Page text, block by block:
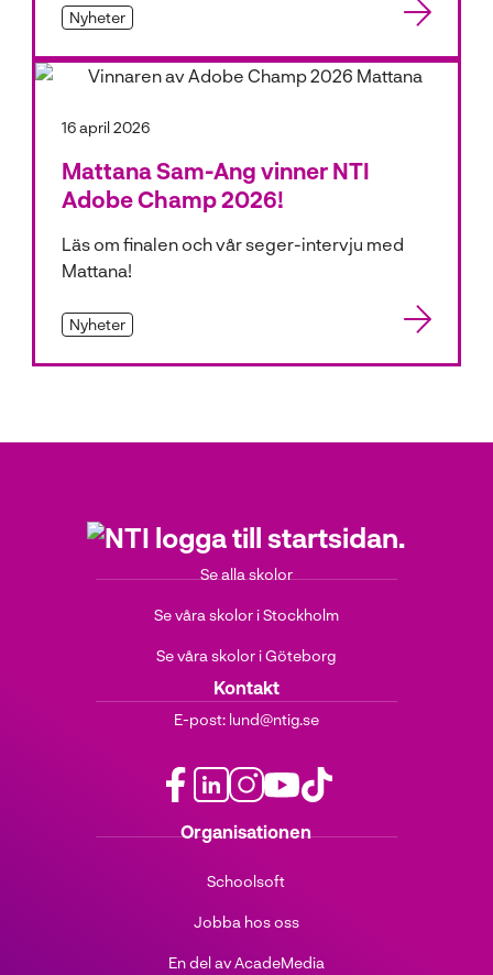
Nyheter
16 april 2026
Mattana Sam-Ang vinner NTI
Adobe Champ 2026!
Läs om finalen och vår seger-intervju med
Mattana!
Nyheter
Se alla skolor
Se våra skolor i Stockholm
Se våra skolor i Göteborg
Kontakt
E-post: lund@ntig.se
a
i
k
d
n
t
g
o
t
b
i
Organisationen
Schoolsoft
Jobba hos oss
En del av AcadeMedia